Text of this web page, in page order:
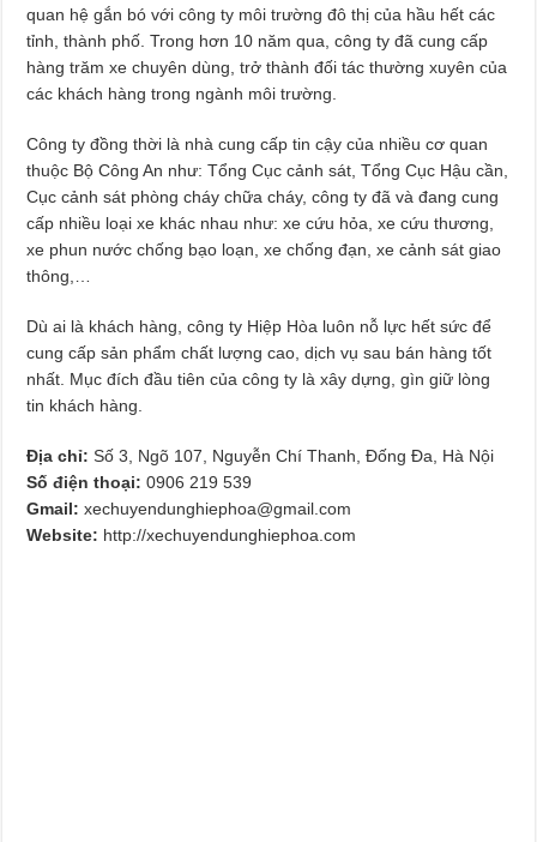
quan hệ gắn bó với công ty môi trường đô thị của hầu hết các
tỉnh, thành phố. Trong hơn 10 năm qua, công ty đã cung cấp
hàng trăm xe chuyên dùng, trở thành đối tác thường xuyên của
các khách hàng trong ngành môi trường.
Công ty đồng thời là nhà cung cấp tin cậy của nhiều cơ quan
thuộc Bộ Công An như: Tổng Cục cảnh sát, Tổng Cục Hậu cần,
Cục cảnh sát phòng cháy chữa cháy, công ty đã và đang cung
cấp nhiều loại xe khác nhau như: xe cứu hỏa, xe cứu thương,
xe phun nước chống bạo loạn, xe chống đạn, xe cảnh sát giao
thông,…
Dù ai là khách hàng, công ty Hiệp Hòa luôn nỗ lực hết sức để
cung cấp sản phẩm chất lượng cao, dịch vụ sau bán hàng tốt
nhất. Mục đích đầu tiên của công ty là xây dựng, gìn giữ lòng
tin khách hàng.
Địa chỉ: Số 3, Ngõ 107, Nguyễn Chí Thanh, Đống Đa, Hà Nội
Số điện thoại: 0906 219 539
Gmail: xechuyendunghiephoa@gmail.com
Website: http://xechuyendunghiephoa.com